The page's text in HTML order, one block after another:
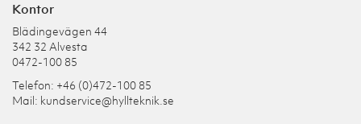
Kontor
Blädingevägen 44
342 32 Alvesta
0472-100 85
Telefon: +46 (0)472-100 85
Mail: kundservice@hyllteknik.se